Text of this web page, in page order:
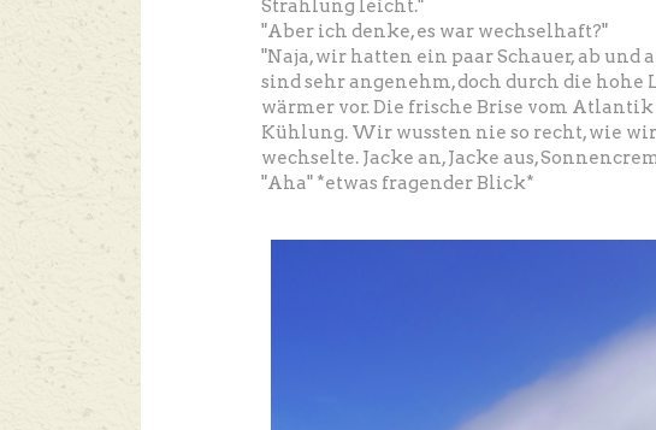
Strahlung leicht."
"Aber ich denke, es war wechselhaft?"
"Naja, wir hatten ein paar Schauer, ab
sind sehr angenehm, doch durch die
wärmer vor. Die frische Brise vom
Kühlung. Wir wussten nie so recht, wie
wechselte. Jacke an, Jacke aus,
"Aha" *etwas fragender Blick*